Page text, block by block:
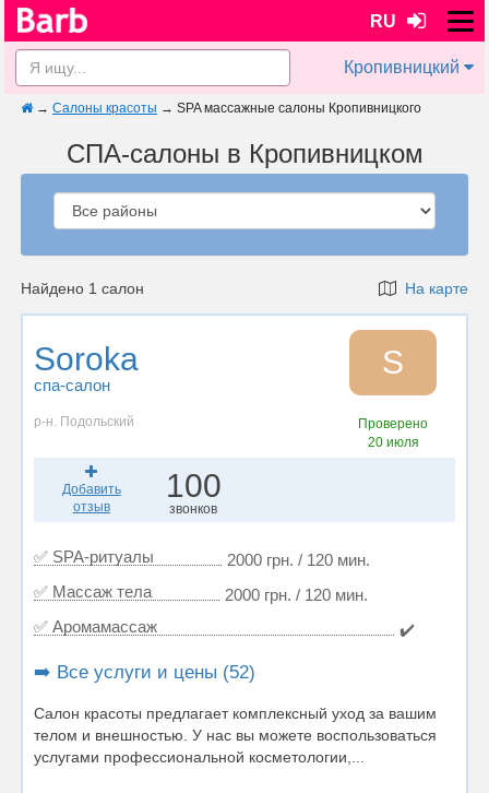
RU
Кропивницкий
→ Салоны красоты → SPA массажные салоны Кропивницкого
СПА-салоны в Кропивницком
Найдено 1 салон На карте
Soroka
спа-салон
S
р-н. Подольский
Проверено
20 июля
Добавить
отзыв
100
звонков
✅ SPA-ритуалы
2000 грн. / 120 мин.
✅ Массаж тела
2000 грн. / 120 мин.
✅ Аромамассаж
✔️
➡️ Все услуги и цены (52)
Салон красоты предлагает комплексный уход за вашим
телом и внешностью. У нас вы можете воспользоваться
услугами профессиональной косметологии,...